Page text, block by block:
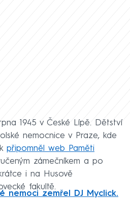
1945 v České Lípě. Dětství
nemocnice v Praze, kde
připomněl web Paměti
zámečníkem a po
i na Husově
fakultě.
nemoci zemřel DJ Myclick.